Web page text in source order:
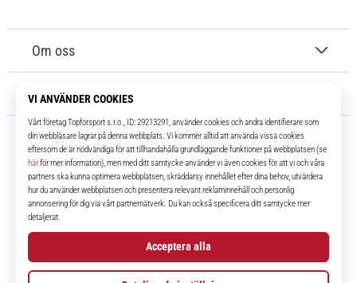
11teamsports.se
I över 16 år har vi varit dina lagkamrater, vilket ger dig de bästa och
senaste fotbollsprodukterna.
FacebookInstagramYouTube
Om oss
Kundtjänst